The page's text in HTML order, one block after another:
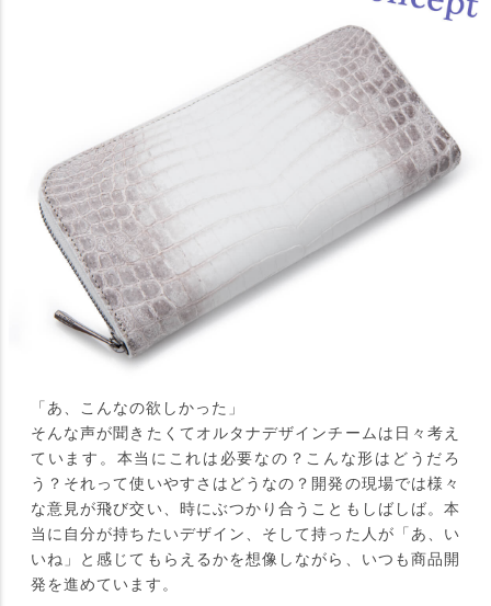
「あ、こんなの欲しかった」
そんな声が聞きたくてオルタナデザインチームは日々考え
ています。本当にこれは必要なの？こんな形はどうだろ
う？それって使いやすさはどうなの？開発の現場では様々
な意見が飛び交い、時にぶつかり合うこともしばしば。本
当に自分が持ちたいデザイン、そして持った人が「あ、い
いね」と感じてもらえるかを想像しながら、いつも商品開
発を進めています。